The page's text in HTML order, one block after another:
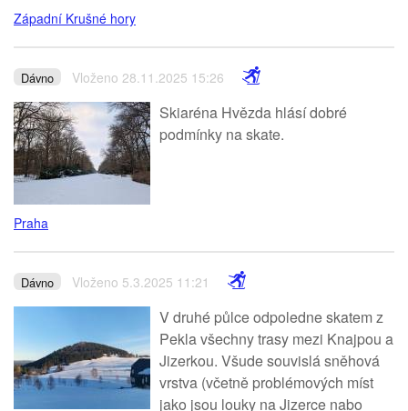
Západní Krušné hory
Dávno Vloženo 28.11.2025 15:26
Skiaréna Hvězda hlásí dobré
podmínky na skate.
Praha
Dávno Vloženo 5.3.2025 11:21
V druhé půlce odpoledne skatem z
Pekla všechny trasy mezi Knajpou a
Jizerkou. Všude souvislá sněhová
vrstva (včetně problémových míst
jako jsou louky na Jizerce nabo